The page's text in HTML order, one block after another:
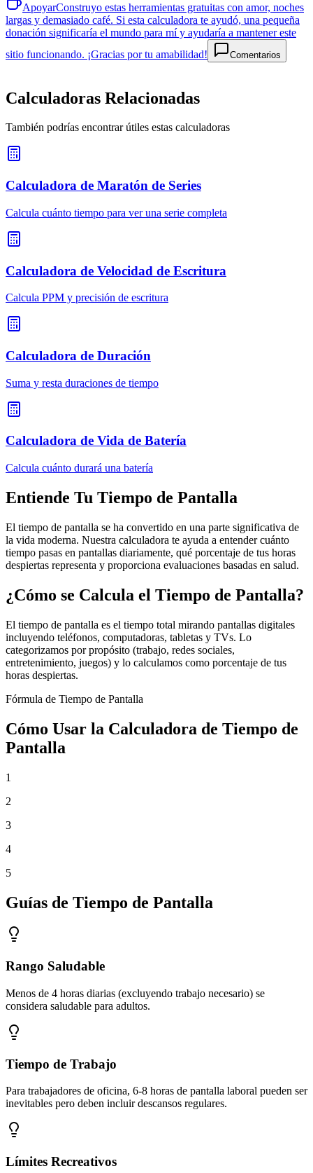
ApoyarConstruyo estas herramientas gratuitas con amor, noches
largas y demasiado café. Si esta calculadora te ayudó, una pequeña
donación significaría el mundo para mí y ayudaría a mantener este
sitio funcionando. ¡Gracias por tu amabilidad!
Comentarios
Calculadoras Relacionadas
También podrías encontrar útiles estas calculadoras
Calculadora de Maratón de Series
Calcula cuánto tiempo para ver una serie completa
Calculadora de Velocidad de Escritura
Calcula PPM y precisión de escritura
Calculadora de Duración
Suma y resta duraciones de tiempo
Calculadora de Vida de Batería
Calcula cuánto durará una batería
Entiende Tu Tiempo de Pantalla
El tiempo de pantalla se ha convertido en una parte significativa de
la vida moderna. Nuestra calculadora te ayuda a entender cuánto
tiempo pasas en pantallas diariamente, qué porcentaje de tus horas
despiertas representa y proporciona evaluaciones basadas en salud.
¿Cómo se Calcula el Tiempo de Pantalla?
El tiempo de pantalla es el tiempo total mirando pantallas digitales
incluyendo teléfonos, computadoras, tabletas y TVs. Lo
categorizamos por propósito (trabajo, redes sociales,
entretenimiento, juegos) y lo calculamos como porcentaje de tus
horas despiertas.
Fórmula de Tiempo de Pantalla
Cómo Usar la Calculadora de Tiempo de
Pantalla
1
2
3
4
5
Guías de Tiempo de Pantalla
Rango Saludable
Menos de 4 horas diarias (excluyendo trabajo necesario) se
considera saludable para adultos.
Tiempo de Trabajo
Para trabajadores de oficina, 6-8 horas de pantalla laboral pueden ser
inevitables pero deben incluir descansos regulares.
Límites Recreativos